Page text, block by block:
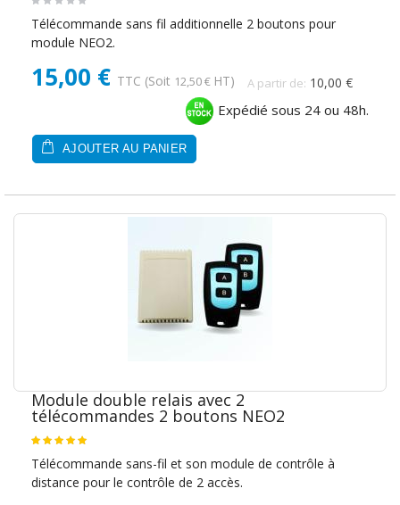
Télécommande sans fil additionnelle 2 boutons pour
module NEO2.
15,00 € TTC (Soit 12,50 € HT) A partir de: 10,00 €
Expédié sous 24 ou 48h.
AJOUTER AU PANIER
Module double relais avec 2
télécommandes 2 boutons NEO2
Télécommande sans-fil et son module de contrôle à
distance pour le contrôle de 2 accès.